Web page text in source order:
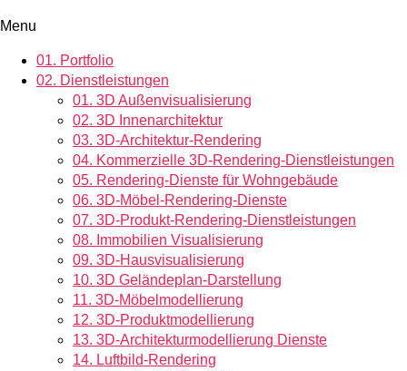
Menu
01. Portfolio
02. Dienstleistungen
01. 3D Außenvisualisierung
02. 3D Innenarchitektur
03. 3D-Architektur-Rendering
04. Kommerzielle 3D-Rendering-Dienstleistungen
05. Rendering-Dienste für Wohngebäude
06. 3D-Möbel-Rendering-Dienste
07. 3D-Produkt-Rendering-Dienstleistungen
08. Immobilien Visualisierung
09. 3D-Hausvisualisierung
10. 3D Geländeplan-Darstellung
11. 3D-Möbelmodellierung
12. 3D-Produktmodellierung
13. 3D-Architekturmodellierung Dienste
14. Luftbild-Rendering